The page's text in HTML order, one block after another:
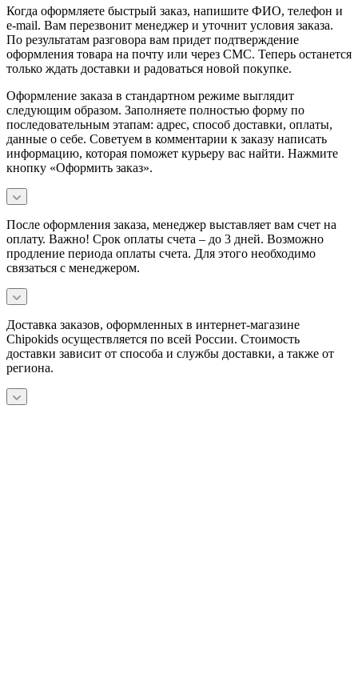
Когда оформляете быстрый заказ, напишите ФИО, телефон и
e-mail. Вам перезвонит менеджер и уточнит условия заказа.
По результатам разговора вам придет подтверждение
оформления товара на почту или через СМС. Теперь останется
только ждать доставки и радоваться новой покупке.
Оформление заказа в стандартном режиме выглядит
следующим образом. Заполняете полностью форму по
последовательным этапам: адрес, способ доставки, оплаты,
данные о себе. Советуем в комментарии к заказу написать
информацию, которая поможет курьеру вас найти. Нажмите
кнопку «Оформить заказ».
После оформления заказа, менеджер выставляет вам счет на
оплату. Важно! Срок оплаты счета – до 3 дней. Возможно
продление периода оплаты счета. Для этого необходимо
связаться с менеджером.
Доставка заказов, оформленных в интернет-магазине
Chipokids осуществляется по всей России. Стоимость
доставки зависит от способа и службы доставки, а также от
региона.